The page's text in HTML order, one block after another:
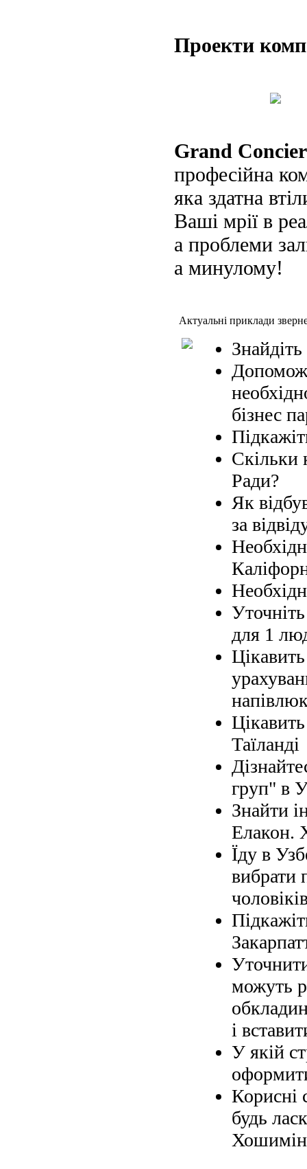
Проекти
Grand
професійна
яка здатна
Ваші мрії в
а проблеми
а минулому!
Актуальні приклади
бізнес
Скільки
Ради?
Як
за
для 1
Таїланді
груп" в
Знайти
Елакон.
Їду в
вибрати
можуть
і
У якій
Корисні
будь